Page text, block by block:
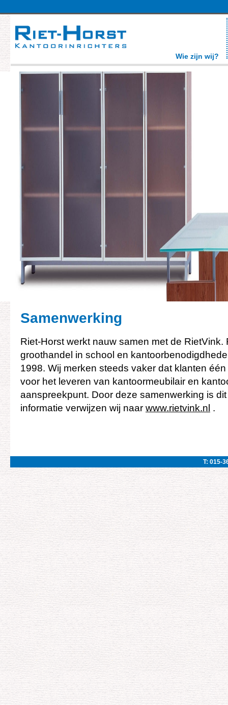
Wie zijn wij?
Samenwerking
Riet-Horst werkt nauw samen met de RietVink.
groothandel in school en
1998. Wij merken steeds vaker dat klanten
voor het leveren van kantoormeubilair en
aanspreekpunt. Door deze samenwerking is
informatie verwijzen wij naar www.rietvink.nl .
T: 015-